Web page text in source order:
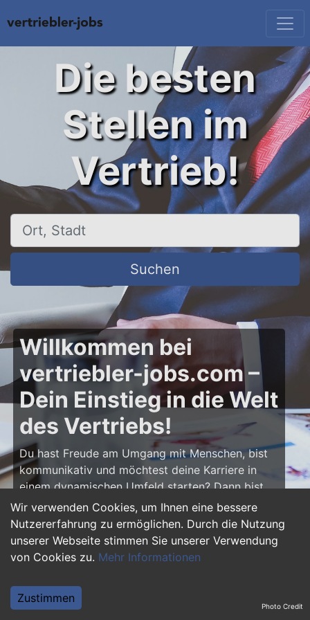
Wir verwenden Cookies, um Ihnen eine bessere
Nutzererfahrung zu ermöglichen. Durch die Nutzung
unserer Webseite stimmen Sie unserer Verwendung
von Cookies zu. Mehr Informationen
Zustimmen
Die besten
Stellen im
Vertrieb!
Ort, Stadt
Suchen
Willkommen bei
vertriebler-jobs.com –
Dein Einstieg in die Welt
des Vertriebs!
Du hast Freude am Umgang mit Menschen, bist
kommunikativ und möchtest deine Karriere in
einem dynamischen Umfeld starten? Dann bist
du aufvertriebler-jobs.comgenau richtig! Hier
findest du zahlreiche Ausbildungsplätze und
Einstiegsjobs im Vertrieb – von klassischen
Vertriebspositionen über Außendienst bis hin zu
Vertriebler und entwickle deine Talente!
Photo Credit